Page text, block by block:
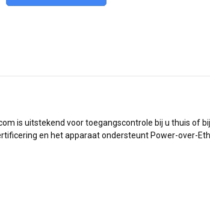
is uitstekend voor toegangscontrole bij u thuis of
en het apparaat ondersteunt Power-over-